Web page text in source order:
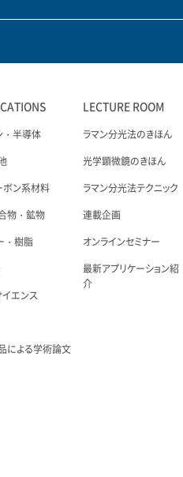
・半導体
ボン系材料
物・鉱物
・樹脂
イエンス
による学術論文
LECTURE ROOM
ラマン分光法のきほん
光学顕微鏡のきほん
ラマン分光法テクニック
連載企画
オンラインセミナー
最新アプリケーション紹
介